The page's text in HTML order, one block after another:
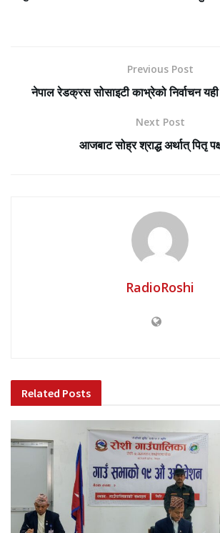
Previous Post
नेपाल रेडक्रस सोसाइटी काभ्रेको निर्वाचन
Next Post
आजबाट सोह्र श्राद्ध अर्थात् पितृ
RadioRoshi
Related Posts